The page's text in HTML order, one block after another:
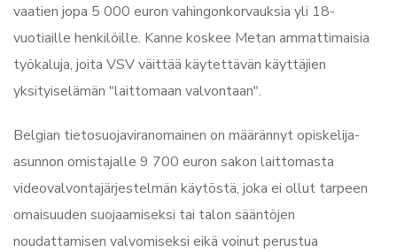
vaatien jopa 5 000 euron vahingonkorvauksia yli 18-
vuotiaille henkilöille. Kanne koskee Metan ammattimaisia
työkaluja, joita VSV väittää käytettävän käyttäjien
yksityiselämän "laittomaan valvontaan".
Belgian tietosuojaviranomainen on määrännyt opiskelija-
asunnon omistajalle 9 700 euron sakon laittomasta
videovalvontajärjestelmän käytöstä, joka ei ollut tarpeen
omaisuuden suojaamiseksi tai talon sääntöjen
noudattamisen valvomiseksi eikä voinut perustua